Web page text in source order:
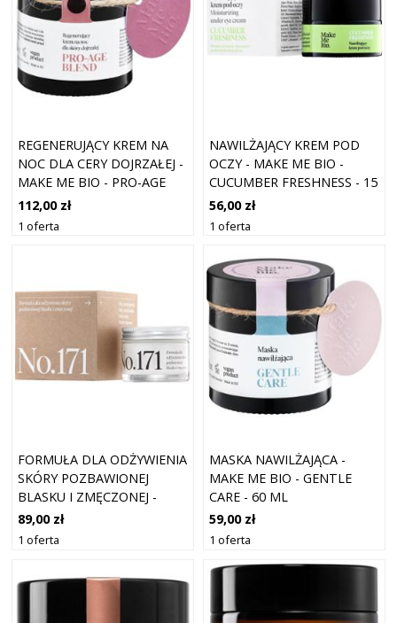
REGENERUJĄCY KREM NA
NOC DLA CERY DOJRZAŁEJ -
MAKE ME BIO - PRO-AGE
BLEND - 60 ML
112,00 zł
1 oferta
NAWILŻAJĄCY KREM POD
OCZY - MAKE ME BIO -
CUCUMBER FRESHNESS - 15
ML
56,00 zł
1 oferta
FORMUŁA DLA ODŻYWIENIA
SKÓRY POZBAWIONEJ
BLASKU I ZMĘCZONEJ -
MAKE ME BIO - NO. 171 - 50
ML
89,00 zł
1 oferta
MASKA NAWILŻAJĄCA -
MAKE ME BIO - GENTLE
CARE - 60 ML
59,00 zł
1 oferta